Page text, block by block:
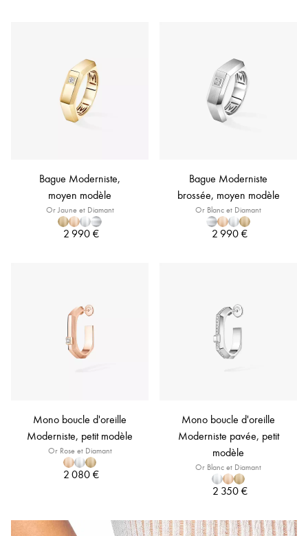
Bague Moderniste,
moyen modèle
Or Jaune et Diamant
2 990 €
Bague Moderniste
brossée, moyen modèle
Or Blanc et Diamant
2 990 €
Mono boucle d'oreille
Moderniste, petit modèle
Or Rose et Diamant
2 080 €
Mono boucle d'oreille
Moderniste pavée, petit
modèle
Or Blanc et Diamant
2 350 €